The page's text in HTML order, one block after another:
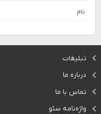
نام
تبلیغات
درباره ما
تماس با ما
واژه‌نامه سئو